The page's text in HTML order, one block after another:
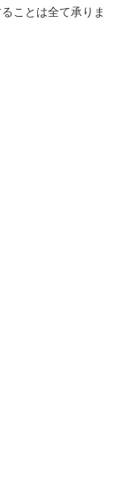
ことは全て承りま